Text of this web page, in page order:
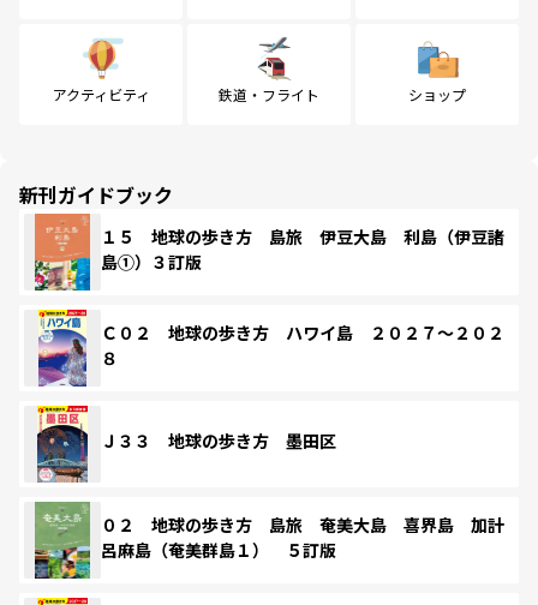
アクティビティ 鉄道・フライト ショップ
新刊ガイドブック
１５ 地球の歩き方 島旅 伊豆大島 利島（伊豆諸
島①）３訂版
Ｃ０２ 地球の歩き方 ハワイ島 ２０２７～２０２
８
Ｊ３３ 地球の歩き方 墨田区
０２ 地球の歩き方 島旅 奄美大島 喜界島 加計
呂麻島（奄美群島１） ５訂版